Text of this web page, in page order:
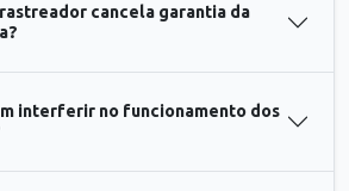
cancela garantia da
interferir no funcionamento dos